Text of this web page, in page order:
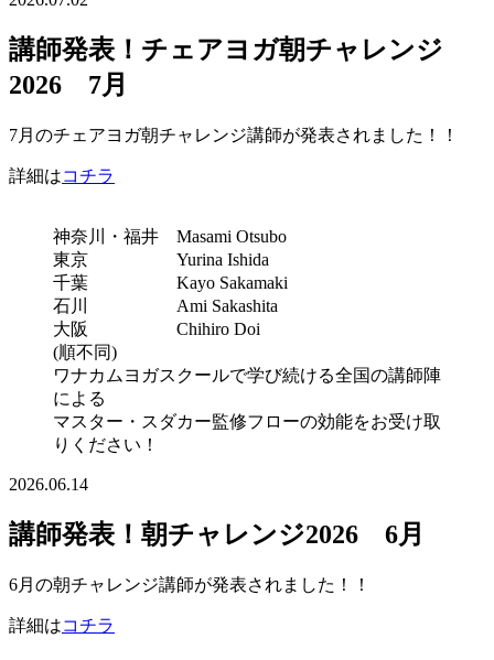
講師発表！チェアヨガ朝チャレンジ
2026 7月
7月のチェアヨガ朝チャレンジ講師が発表されました！！
詳細はコチラ
神奈川・福井 Masami Otsubo
東京 Yurina Ishida
千葉 Kayo Sakamaki
石川 Ami Sakashita
大阪 Chihiro Doi
(順不同)
ワナカムヨガスクールで学び続ける全国の講師陣
による
マスター・スダカー監修フローの効能をお受け取
りください！
2026.06.14
講師発表！朝チャレンジ2026 6月
6月の朝チャレンジ講師が発表されました！！
詳細はコチラ